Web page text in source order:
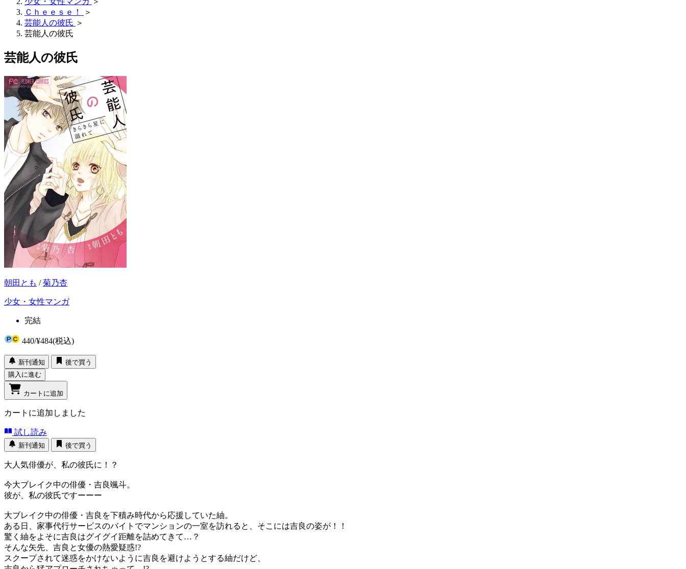
Ｃｈｅｅｓｅ！
＞
芸能人の彼氏 ＞
芸能人の彼氏
芸能人の彼氏
朝田とも /菊乃杏
少女・女性マンガ
完結
440/¥484(税込)
新刊通知
後で買う
購入に進む
カートに追加
カートに追加しました
試し読み
新刊通知 後で買う
大人気俳優が、私の彼氏に！？
今大ブレイク中の俳優・吉良颯斗。
彼が、私の彼氏ですーーー
大ブレイク中の俳優・吉良を下積み時代から応援していた紬。
ある日、家事代行サービスのバイトでマンションの一室を訪れると、そこには吉良の姿が！！
驚く紬をよそに吉良はグイグイ距離を詰めてきて…？
そんな矢先、吉良と女優の熱愛疑惑!?
スクープされて迷惑をかけないように吉良を避けようとする紬だけど、